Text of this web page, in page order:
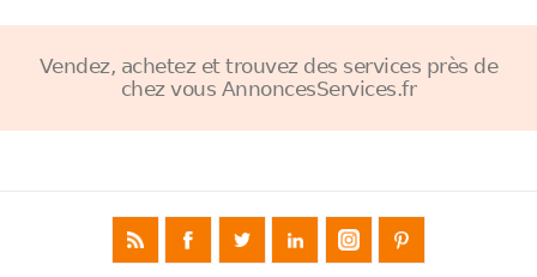
Vendez, achetez et trouvez des services près de
chez vous AnnoncesServices.fr